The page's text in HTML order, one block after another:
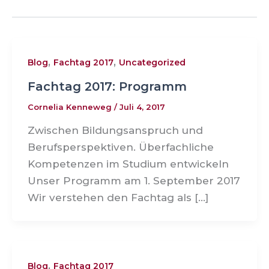
Blog, Fachtag 2017, Uncategorized
Fachtag 2017: Programm
Cornelia Kenneweg /Juli 4, 2017
Zwischen Bildungsanspruch und
Berufsperspektiven. Überfachliche
Kompetenzen im Studium entwickeln
Unser Programm am 1. September 2017
Wir verstehen den Fachtag als […]
Blog, Fachtag 2017